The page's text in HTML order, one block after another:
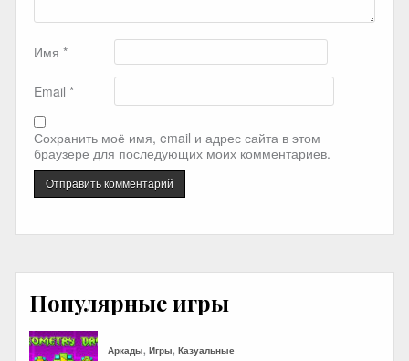
Имя *
Email *
Сохранить моё имя, email и адрес сайта в этом
браузере для последующих моих комментариев.
Популярные игры